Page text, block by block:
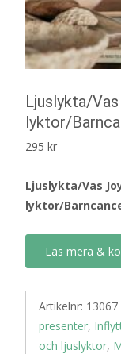
Ljuslykta/
lyktor/
295 kr
Ljuslykta/Vas
lyktor/
Läs mera &
Artikelnr: 13067
presenter,
och ljuslyktor,